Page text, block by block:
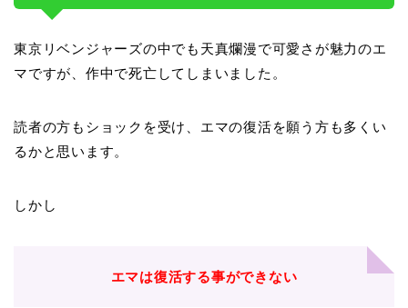
東京リベンジャーズの中でも天真爛漫で可愛さが魅力のエ
マですが、作中で死亡してしまいました。
読者の方もショックを受け、エマの復活を願う方も多くい
るかと思います。
しかし
エマは復活する事ができない